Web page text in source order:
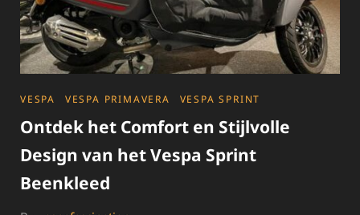
CATEGORIES
VESPA VESPA PRIMAVERA VESPA SPRINT
Ontdek het Comfort en Stijlvolle
Design van het Vespa Sprint
Beenkleed